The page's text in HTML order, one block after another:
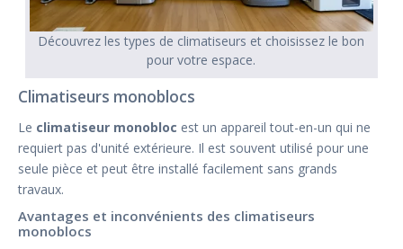
Découvrez les types de climatiseurs et choisissez le bon
pour votre espace.
Climatiseurs monoblocs
Le climatiseur monobloc est un appareil tout-en-un qui ne
requiert pas d'unité extérieure. Il est souvent utilisé pour une
seule pièce et peut être installé facilement sans grands
travaux.
Avantages et inconvénients des climatiseurs
monoblocs